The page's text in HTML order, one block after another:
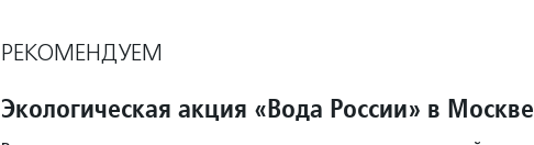
РЕКОМЕНДУЕМ
Экологическая акция «Вода России» в Москве